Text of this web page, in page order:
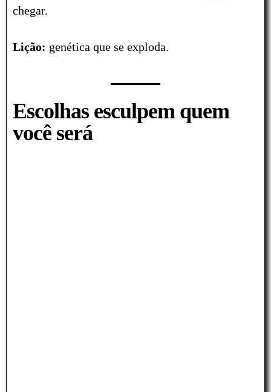
chegar.
Lição: genética que se exploda.
Escolhas esculpem quem
você será